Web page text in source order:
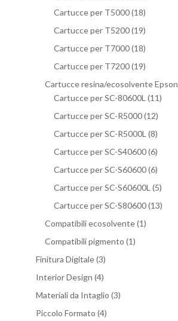
Cartucce per T5000(18)
Cartucce per T5200(19)
Cartucce per T7000(18)
Cartucce per T7200(19)
Cartucce resina/ecosolvente Epson
Cartucce per SC-80600L (11)
Cartucce per SC-R5000(12)
Cartucce per SC-R5000L (8)
Cartucce per SC-S40600(6)
Cartucce per SC-S60600(6)
Cartucce per SC-S60600L (5)
Cartucce per SC-S80600(13)
Compatibili ecosolvente(1)
Compatibili pigmento (1)
Finitura Digitale(3)
Interior Design (4)
Materiali da Intaglio (3)
Piccolo Formato (4)